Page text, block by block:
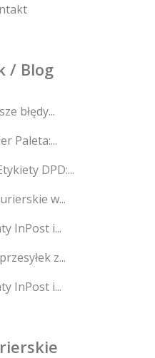
/ Blog
błędy...
Paleta:...
DPD:...
w...
InPost i...
z...
InPost i...